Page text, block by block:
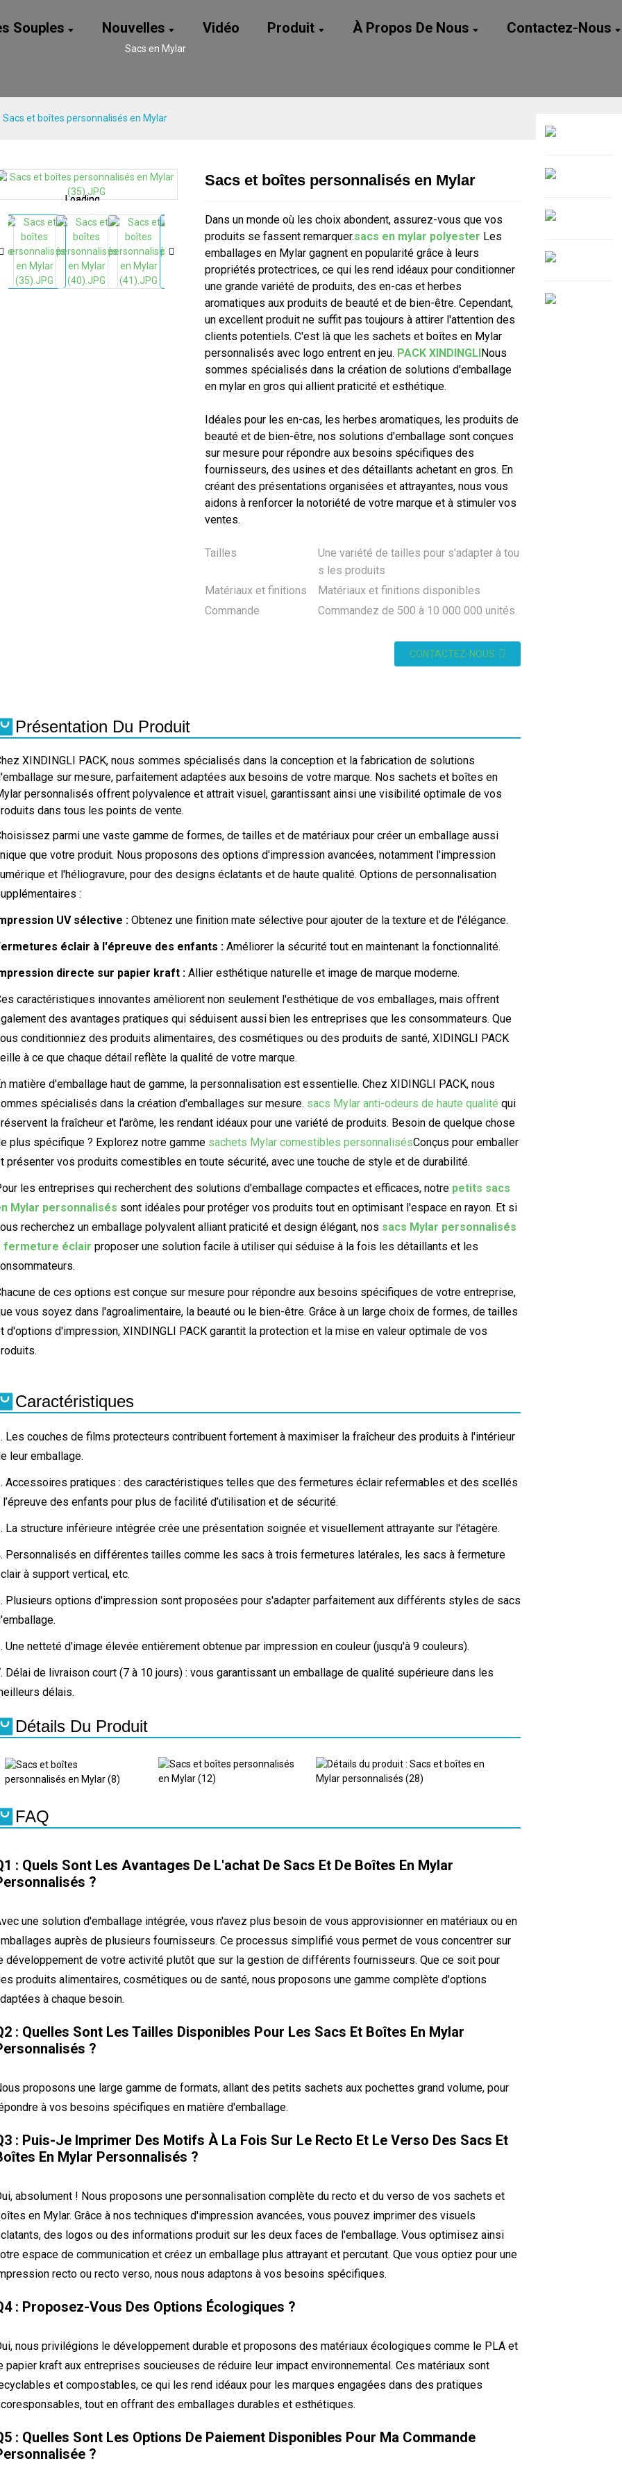
Souples Nouvelles Vidéo Produit À Propos De Nous Contactez-Nous
Sacs en Mylar
Sacs et boîtes personnalisés en Mylar
Loading...
Loading...
Sacs et boîtes personnalisés en Mylar
Dans un monde où les choix abondent, assurez-vous que vos
produits se fassent remarquer.sacs en mylar polyester Les
emballages en Mylar gagnent en popularité grâce à leurs
propriétés protectrices, ce qui les rend idéaux pour conditionner
une grande variété de produits, des en-cas et herbes
aromatiques aux produits de beauté et de bien-être. Cependant,
un excellent produit ne suffit pas toujours à attirer l'attention des
clients potentiels. C'est là que les sachets et boîtes en Mylar
personnalisés avec logo entrent en jeu. PACK XINDINGLINous
sommes spécialisés dans la création de solutions d'emballage
en mylar en gros qui allient praticité et esthétique.
Idéales pour les en-cas, les herbes aromatiques, les produits de
beauté et de bien-être, nos solutions d'emballage sont conçues
sur mesure pour répondre aux besoins spécifiques des
fournisseurs, des usines et des détaillants achetant en gros. En
créant des présentations organisées et attrayantes, nous vous
aidons à renforcer la notoriété de votre marque et à stimuler vos
ventes.
Tailles
Une variété de tailles pour s'adapter à tou
s les produits
Matériaux et finitions
Matériaux et finitions disponibles
Commande
Commandez de 500 à 10 000 000 unités.
CONTACTEZ-NOUS
Présentation Du Produit
XINDINGLI PACK, nous sommes spécialisés dans la conception et la fabrication de solutions
sur mesure, parfaitement adaptées aux besoins de votre marque. Nos sachets et boîtes en
personnalisés offrent polyvalence et attrait visuel, garantissant ainsi une visibilité optimale de vos
dans tous les points de vente.
parmi une vaste gamme de formes, de tailles et de matériaux pour créer un emballage aussi
que votre produit. Nous proposons des options d'impression avancées, notamment l'impression
et l'héliogravure, pour des designs éclatants et de haute qualité. Options de personnalisation
:
UV sélective : Obtenez une finition mate sélective pour ajouter de la texture et de l'élégance.
éclair à l'épreuve des enfants : Améliorer la sécurité tout en maintenant la fonctionnalité.
directe sur papier kraft : Allier esthétique naturelle et image de marque moderne.
caractéristiques innovantes améliorent non seulement l'esthétique de vos emballages, mais offrent
des avantages pratiques qui séduisent aussi bien les entreprises que les consommateurs. Que
conditionniez des produits alimentaires, des cosmétiques ou des produits de santé, XIDINGLI PACK
à ce que chaque détail reflète la qualité de votre marque.
matière d'emballage haut de gamme, la personnalisation est essentielle. Chez XIDINGLI PACK, nous
spécialisés dans la création d'emballages sur mesure. sacs Mylar anti-odeurs de haute qualité qui
la fraîcheur et l'arôme, les rendant idéaux pour une variété de produits. Besoin de quelque chose
plus spécifique ? Explorez notre gamme sachets Mylar comestibles personnalisésConçus pour emballer
présenter vos produits comestibles en toute sécurité, avec une touche de style et de durabilité.
les entreprises qui recherchent des solutions d'emballage compactes et efficaces, notre petits sacs
Mylar personnalisés sont idéales pour protéger vos produits tout en optimisant l'espace en rayon. Et si
recherchez un emballage polyvalent alliant praticité et design élégant, nos sacs Mylar personnalisés
fermeture éclair proposer une solution facile à utiliser qui séduise à la fois les détaillants et les
de ces options est conçue sur mesure pour répondre aux besoins spécifiques de votre entreprise,
vous soyez dans l'agroalimentaire, la beauté ou le bien-être. Grâce à un large choix de formes, de tailles
d'options d'impression, XINDINGLI PACK garantit la protection et la mise en valeur optimale de vos
Caractéristiques
Les couches de films protecteurs contribuent fortement à maximiser la fraîcheur des produits à l'intérieur
leur emballage.
Accessoires pratiques : des caractéristiques telles que des fermetures éclair refermables et des scellés
l’épreuve des enfants pour plus de facilité d’utilisation et de sécurité.
La structure inférieure intégrée crée une présentation soignée et visuellement attrayante sur l'étagère.
Personnalisés en différentes tailles comme les sacs à trois fermetures latérales, les sacs à fermeture
à support vertical, etc.
Plusieurs options d'impression sont proposées pour s'adapter parfaitement aux différents styles de sacs
Une netteté d'image élevée entièrement obtenue par impression en couleur (jusqu'à 9 couleurs).
Délai de livraison court (7 à 10 jours) : vous garantissant un emballage de qualité supérieure dans les
délais.
Détails Du Produit
FAQ
: Quels Sont Les Avantages De L'achat De Sacs Et De Boîtes En Mylar
?
une solution d'emballage intégrée, vous n'avez plus besoin de vous approvisionner en matériaux ou en
auprès de plusieurs fournisseurs. Ce processus simplifié vous permet de vous concentrer sur
développement de votre activité plutôt que sur la gestion de différents fournisseurs. Que ce soit pour
produits alimentaires, cosmétiques ou de santé, nous proposons une gamme complète d'options
à chaque besoin.
: Quelles Sont Les Tailles Disponibles Pour Les Sacs Et Boîtes En Mylar
?
proposons une large gamme de formats, allant des petits sachets aux pochettes grand volume, pour
à vos besoins spécifiques en matière d'emballage.
: Puis-Je Imprimer Des Motifs À La Fois Sur Le Recto Et Le Verso Des Sacs Et
En Mylar Personnalisés ?
absolument ! Nous proposons une personnalisation complète du recto et du verso de vos sachets et
en Mylar. Grâce à nos techniques d'impression avancées, vous pouvez imprimer des visuels
des logos ou des informations produit sur les deux faces de l'emballage. Vous optimisez ainsi
espace de communication et créez un emballage plus attrayant et percutant. Que vous optiez pour une
recto ou recto verso, nous nous adaptons à vos besoins spécifiques.
: Proposez-Vous Des Options Écologiques ?
nous privilégions le développement durable et proposons des matériaux écologiques comme le PLA et
papier kraft aux entreprises soucieuses de réduire leur impact environnemental. Ces matériaux sont
et compostables, ce qui les rend idéaux pour les marques engagées dans des pratiques
tout en offrant des emballages durables et esthétiques.
: Quelles Sont Les Options De Paiement Disponibles Pour Ma Commande
?